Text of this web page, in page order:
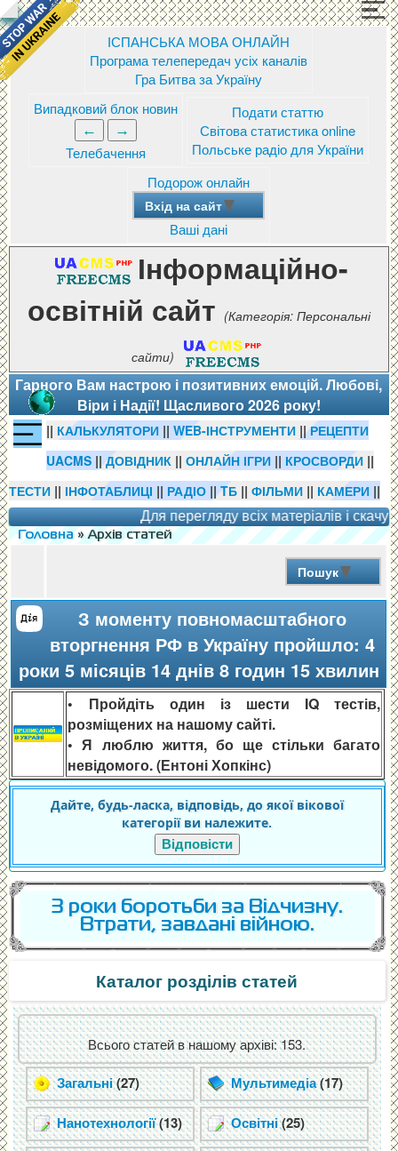
ІСПАНСЬКА МОВА ОНЛАЙН
Програма телепередач усіх каналів
Гра Битва за Україну
Випадковий блок новин
Телебачення
Подати статтю
Світова статистика online
Польське радіо для України
Подорож онлайн
Вхід на сайт
Ваші дані
Інформаційно-
освітній сайт (Категорія: Персональні
сайти)
Гарного Вам настрою і позитивних емоцій. Любові,
Віри і Надії! Щасливого 2026 року!
|| КАЛЬКУЛЯТОРИ ||WEB-ІНСТРУМЕНТИ ||РЕЦЕПТИ
UACMS ||ДОВІДНИК ||ОНЛАЙН ІГРИ || КРОСВОРДИ ||
ТЕСТИ || ІНФОТАБЛИЦІ || РАДІО ||TБ ||ФІЛЬМИ || КАМЕРИ ||
Для перегляду всіх матеріалів і
Головна» Архів статей
Пошук
З моменту повномасштабного
вторгнення РФ в Україну пройшло: 4
роки 5 місяців 14 днів 8 годин 15 хвилин
• Пройдіть один із шести IQ тестів,
розміщених на нашому сайті.
• Я люблю життя, бо ще стільки багато
невідомого. (Ентоні Хопкінс)
Дайте, будь-ласка, відповідь, до якої вікової
категорії ви належите.
Відповісти
3 роки боротьби за Відчизну.
Втрати, завдані війною.
Каталог розділів статей
Всього статей в нашому архіві: 153.
Загальні(27) Мультимедіа(17)
Нанотехнології(13) Освітні(25)